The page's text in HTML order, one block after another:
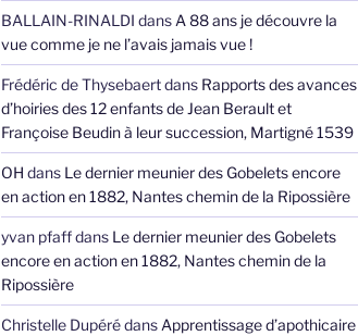
BALLAIN-RINALDI dans A 88 ans je découvre la
vue comme je ne l’avais jamais vue !
Frédéric de Thysebaertdans Rapports des avances
d’hoiries des 12 enfants de Jean Berault et
Françoise Beudin à leur succession, Martigné 1539
OH dans Le dernier meunier des Gobelets encore
en action en 1882, Nantes chemin de la Ripossière
yvan pfaffdans Le dernier meunier des Gobelets
encore en action en 1882, Nantes chemin de la
Ripossière
Christelle Dupérédans Apprentissage d’apothicaire